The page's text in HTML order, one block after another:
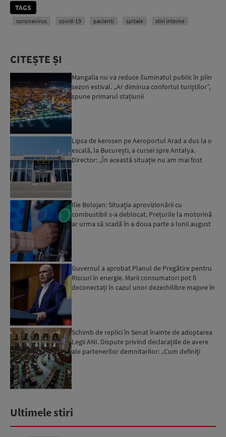
TAGS
coronavirus covid-19 pacienti spitale stiri interne
CITEȘTE ȘI
Mangalia nu va reduce iluminatul public în plin
sezon estival. „Ar diminua confortul turiștilor”,
spune primarul stațiunii
Lipsa de kerosen pe Aeroportul Arad a dus la o
escală, la București, a cursei spre Antalya.
Director: „În această situație nu am mai fost
Ilie Bolojan: Situaţia aprovizionării cu
combustibil s-a deblocat. Prețurile la motorină
ar urma să scadă în a doua parte a lunii august
Guvernul a aprobat Planul de Pregătire pentru
Riscuri în energie. Marii consumatori pot fi
deconectați în cazul unor dezechilibre majore în
Schimb de replici în Senat înainte de adoptarea
Legii ANI. Dispute privind declarațiile de avere
ale partenerilor demnitarilor: „Cum definiți
Ultimele stiri